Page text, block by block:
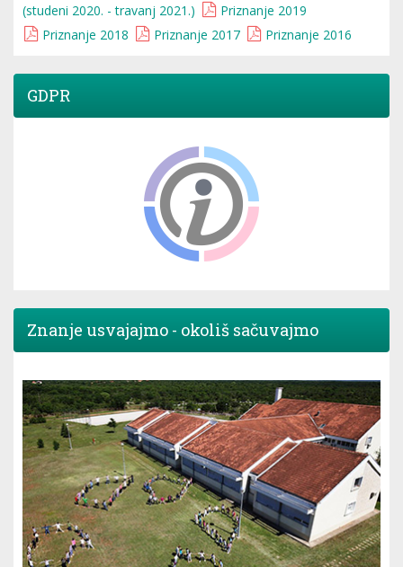
(studeni 2020. - travanj 2021.)
Priznanje 2019
Priznanje 2018
Priznanje 2017 Priznanje 2016
GDPR
Znanje usvajajmo - okoliš sačuvajmo